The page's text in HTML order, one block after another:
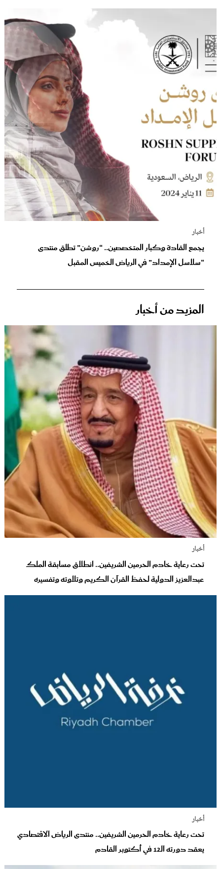
أخبار
يجمع القادة وكبار المتخصصين.. “روشن” تطلق منتدى
“سلاسل الإمداد” في الرياض الخميس المقبل
المزيد من أخبار
أخبار
تحت رعاية خادم الحرمين الشريفين.. انطلاق مسابقة الملك
عبدالعزيز الدولية لحفظ القرآن الكريم وتلاوته وتفسيره
أخبار
تحت رعاية خادم الحرمين الشريفين.. منتدى الرياض الاقتصادي
يعقد دورته الـ12 في أكتوبر القادم